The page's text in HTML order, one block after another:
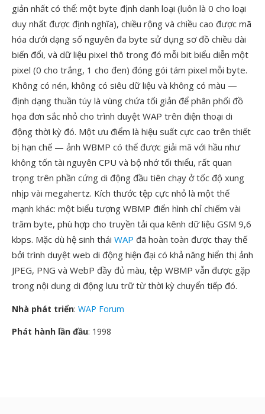
giản nhất có thể: một byte định danh loại (luôn là 0 cho loại
duy nhất được định nghĩa), chiều rộng và chiều cao được mã
hóa dưới dạng số nguyên đa byte sử dụng sơ đồ chiều dài
biến đổi, và dữ liệu pixel thô trong đó mỗi bit biểu diễn một
pixel (0 cho trắng, 1 cho đen) đóng gói tám pixel mỗi byte.
Không có nén, không có siêu dữ liệu và không có màu —
định dạng thuần túy là vùng chứa tối giản để phân phối đồ
họa đơn sắc nhỏ cho trình duyệt WAP trên điện thoại di
động thời kỳ đó. Một ưu điểm là hiệu suất cực cao trên thiết
bị hạn chế — ảnh WBMP có thể được giải mã với hầu như
không tốn tài nguyên CPU và bộ nhớ tối thiểu, rất quan
trọng trên phần cứng di động đầu tiên chạy ở tốc độ xung
nhịp vài megahertz. Kích thước tệp cực nhỏ là một thế
mạnh khác: một biểu tượng WBMP điển hình chỉ chiếm vài
trăm byte, phù hợp cho truyền tải qua kênh dữ liệu GSM 9,6
kbps. Mặc dù hệ sinh thái WAP đã hoàn toàn được thay thế
bởi trình duyệt web di động hiện đại có khả năng hiển thị ảnh
JPEG, PNG và WebP đầy đủ màu, tệp WBMP vẫn được gặp
trong nội dung di động lưu trữ từ thời kỳ chuyển tiếp đó.
Nhà phát triển: WAP Forum
Phát hành lần đầu: 1998